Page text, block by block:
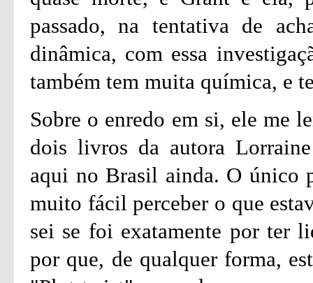
passado, na tentativa de
dinâmica, com essa
também tem muita química, e
Sobre o enredo em si, ele me
dois livros da autora
aqui no Brasil ainda. O único
muito fácil perceber o que
sei se foi exatamente por ter
por que, de qualquer forma,